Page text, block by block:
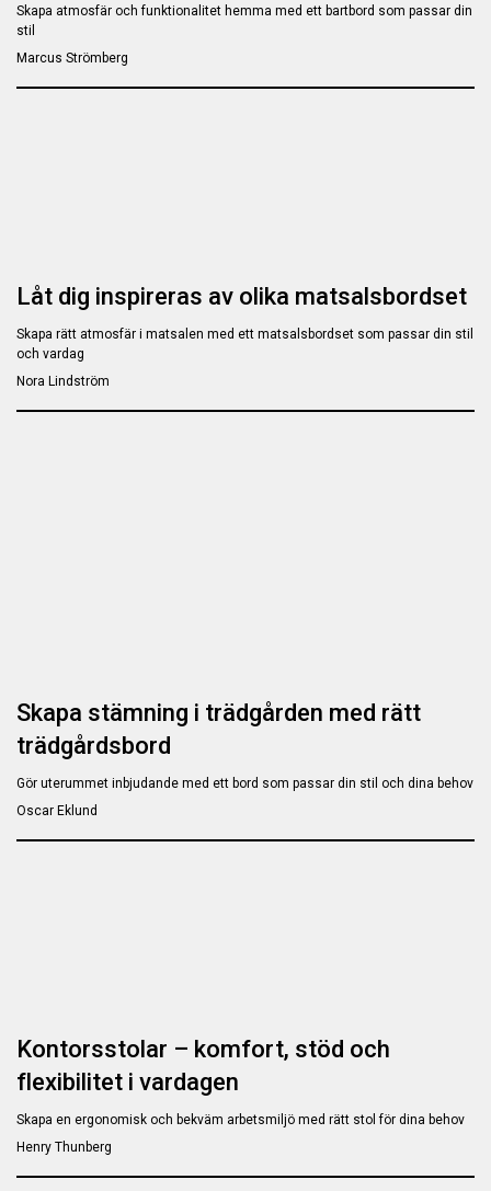
Skapa atmosfär och funktionalitet hemma med ett bartbord som passar din
stil
Marcus Strömberg
Låt dig inspireras av olika matsalsbordset
Skapa rätt atmosfär i matsalen med ett matsalsbordset som passar din stil
och vardag
Nora Lindström
Skapa stämning i trädgården med rätt
trädgårdsbord
Gör uterummet inbjudande med ett bord som passar din stil och dina behov
Oscar Eklund
Kontorsstolar – komfort, stöd och
flexibilitet i vardagen
Skapa en ergonomisk och bekväm arbetsmiljö med rätt stol för dina behov
Henry Thunberg